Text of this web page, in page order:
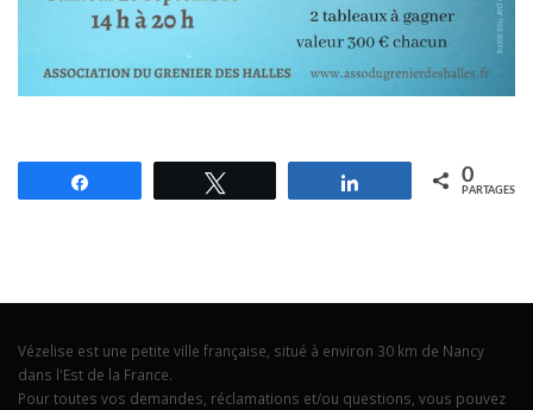
Partagez 0
PARTAGES
Vézelise est une petite ville française, situé à environ 30 km de Nancy
dans l'Est de la France.
Pour toutes vos demandes, réclamations et/ou questions, vous pouvez